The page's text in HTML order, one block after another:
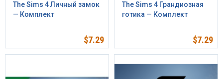
The Sims 4 Личный замок
— Комплект
$7.29
The Sims 4 Грандиозная
готика — Комплект
$7.29